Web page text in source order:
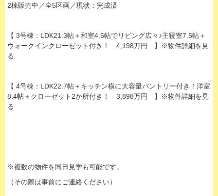
2棟販売中／全5区画／現状：完成済
【 3号棟：LDK21.3帖＋和室4.5帖でリビング広々♪主寝室7.5帖＋
ウォークインクローゼット付き！ 4,198万円 】※物件詳細を見
る
【 4号棟：LDK22.7帖＋キッチン横に大容量パントリー付き！洋室
8.4帖＋クローゼット2か所付き！ 3,898万円 】※物件詳細を見
る
※複数の物件を同日見学も可能です。
（その際は事前にご連絡ください）